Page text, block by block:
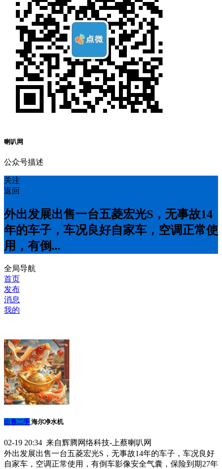
喇叭网
公众号描述
关注
返回
外出发展出售一台五菱宏光S，无事故14
年的车子，车况良好自家车，空调正常使
用，有倒...
全局导航
首页
发布
消息
我的
出售二手 海尔净水机
02-19 20:34 来自辉腾网络科技-上蔡喇叭网
外出发展出售一台五菱宏光S，无事故14年的车子，车况良好
自家车，空调正常使用，有倒车影像安全气囊，保险到期27年